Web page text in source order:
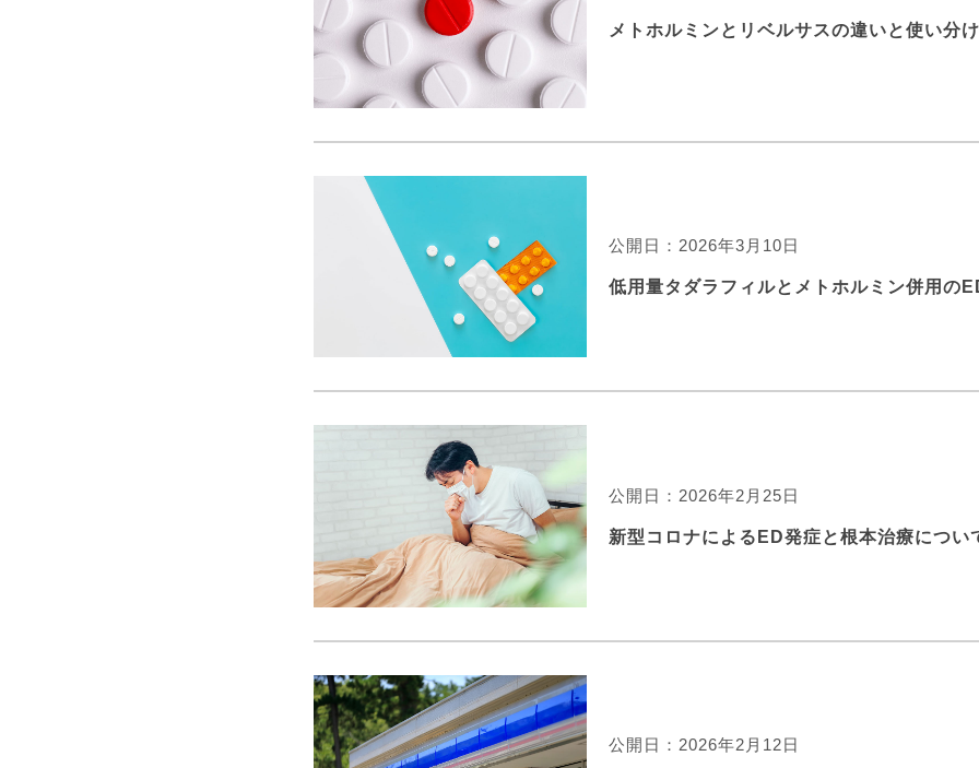
メトホルミンとリベルサスの違いと使い分
公開日：2026年3月10日
低用量タダラフィルとメトホルミン併用の
公開日：2026年2月25日
新型コロナによるED発症と根本治療につい
公開日：2026年2月12日